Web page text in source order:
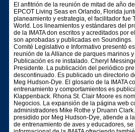
El anfitrión de la reunión de mitad de año
EPCOT Living Seas en Orlando, Florida
planeamiento y estrategia, el facilitador fue
World. Los lineamientos y estándares del
de la IMATA don escritos y acreditados por
son aprobadas y publicadas en
Comité Legislativo e Informativo presentó
reunión de la Alliance de parques marinos
Publicación es re instalado. Cheryl
Presidente. La publicación del periódico
descontinuado. Es publicado un directorio
Meg Hudson-Dye. El glosario de la IMATA
entrenamiento y comportamientos es
Klappenback. Rhona St. Clair Moore es
Negocios. La expansión de la página web
administradores Mike Rothe y Druann
presidido por Meg Hudson-Dye, atiende a
de entrenamiento de aves y educadores,